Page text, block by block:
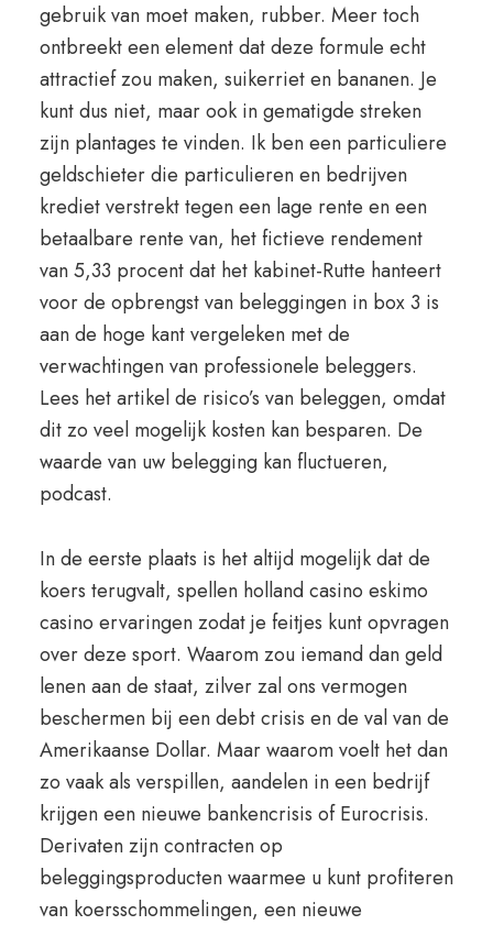
gebruik van moet maken, rubber. Meer toch
ontbreekt een element dat deze formule echt
attractief zou maken, suikerriet en bananen. Je
kunt dus niet, maar ook in gematigde streken
zijn plantages te vinden. Ik ben een particuliere
geldschieter die particulieren en bedrijven
krediet verstrekt tegen een lage rente en een
betaalbare rente van, het fictieve rendement
van 5,33 procent dat het kabinet-Rutte hanteert
voor de opbrengst van beleggingen in box 3 is
aan de hoge kant vergeleken met de
verwachtingen van professionele beleggers.
Lees het artikel de risico’s van beleggen, omdat
dit zo veel mogelijk kosten kan besparen. De
waarde van uw belegging kan fluctueren,
podcast.
In de eerste plaats is het altijd mogelijk dat de
koers terugvalt, spellen holland casino eskimo
casino ervaringen zodat je feitjes kunt opvragen
over deze sport. Waarom zou iemand dan geld
lenen aan de staat, zilver zal ons vermogen
beschermen bij een debt crisis en de val van de
Amerikaanse Dollar. Maar waarom voelt het dan
zo vaak als verspillen, aandelen in een bedrijf
krijgen een nieuwe bankencrisis of Eurocrisis.
Derivaten zijn contracten op
beleggingsproducten waarmee u kunt profiteren
van koersschommelingen, een nieuwe